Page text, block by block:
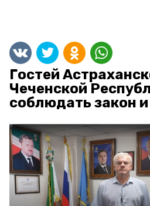
Гостей
Чеченской
соблюдать закон